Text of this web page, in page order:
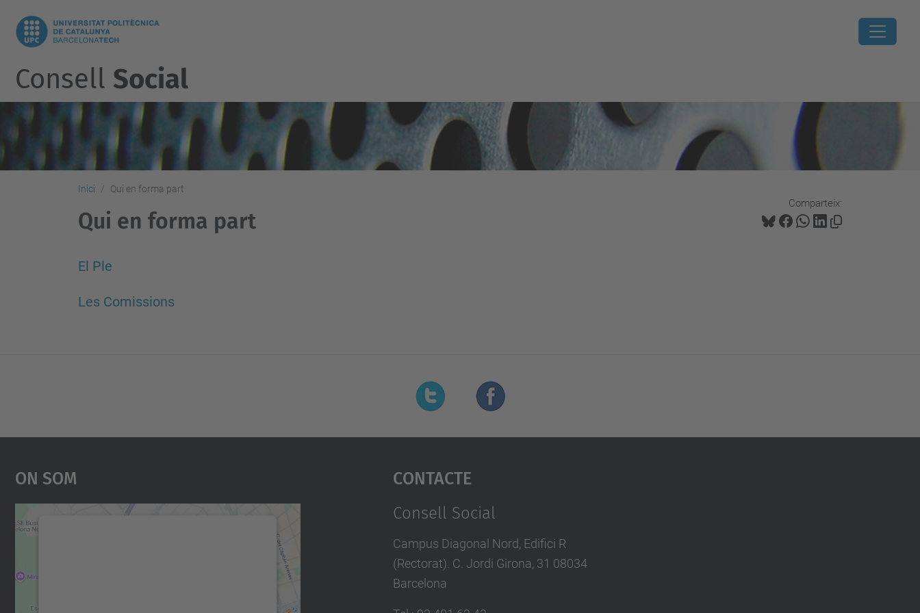
Consell Social
Inici Qui en forma part
Comparteix:
Qui en forma part
El Ple
Les Comissions
On Som Contacte
Consell Social
Campus Diagonal Nord, Edifici R
(Rectorat). C. Jordi Girona, 31 08034
Barcelona